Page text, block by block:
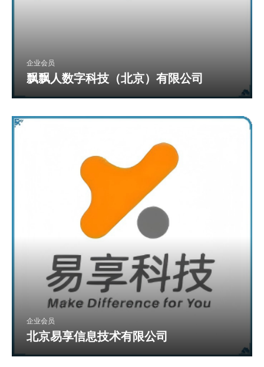
企业会员
飘飘人数字科技（北京）有限公司
企业会员
北京易享信息技术有限公司